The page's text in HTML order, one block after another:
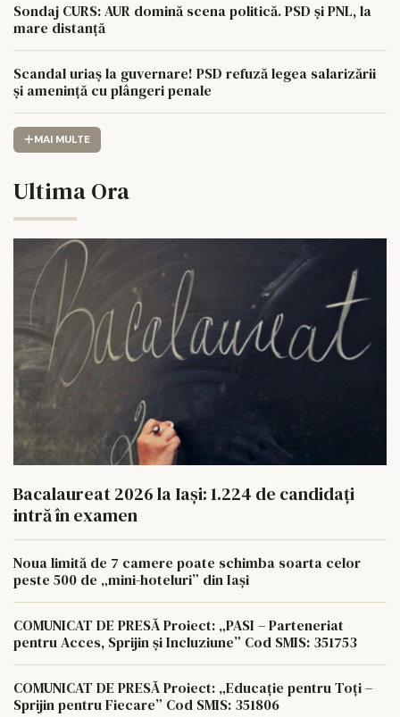
Sondaj CURS: AUR domină scena politică. PSD și PNL, la
mare distanță
Scandal uriaș la guvernare! PSD refuză legea salarizării
și amenință cu plângeri penale
MAI MULTE
Ultima Ora
Bacalaureat 2026 la Iași: 1.224 de candidați
intră în examen
Noua limită de 7 camere poate schimba soarta celor
peste 500 de „mini-hoteluri” din Iași
COMUNICAT DE PRESĂ Proiect: „PASI – Parteneriat
pentru Acces, Sprijin și Incluziune” Cod SMIS: 351753
COMUNICAT DE PRESĂ Proiect: „Educație pentru Toți –
Sprijin pentru Fiecare” Cod SMIS: 351806